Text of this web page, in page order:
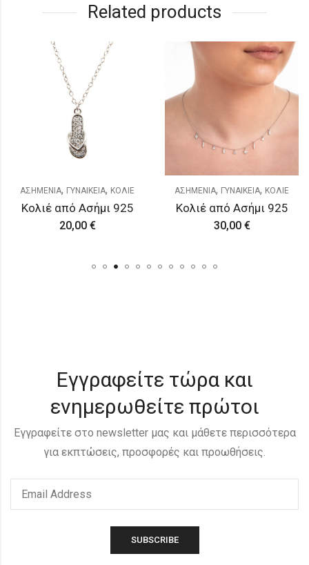
Related products
ΑΣΗΜΕΝΙΑ, ΓΥΝΑΙΚΕΙΑ, ΚΟΛΙΕ
Κολιέ από Ασήμι 925
20,00 €
ΑΣΗΜΕΝΙΑ, ΓΥΝΑΙΚΕΙΑ, ΚΟΛΙΕ
Κολιέ από Ασήμι 925
30,00 €
Εγγραφείτε τώρα και
ενημερωθείτε πρώτοι
Εγγραφείτε στο newsletter μας και μάθετε περισσότερα
για εκπτώσεις, προσφορές και προωθήσεις.